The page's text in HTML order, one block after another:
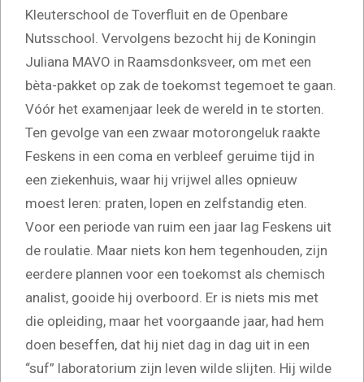
Kleuterschool de Toverfluit en de Openbare
Nutsschool. Vervolgens bezocht hij de Koningin
Juliana MAVO in Raamsdonksveer, om met een
bèta-pakket op zak de toekomst tegemoet te gaan.
Vóór het examenjaar leek de wereld in te storten.
Ten gevolge van een zwaar motorongeluk raakte
Feskens in een coma en verbleef geruime tijd in
een ziekenhuis, waar hij vrijwel alles opnieuw
moest leren: praten, lopen en zelfstandig eten.
Voor een periode van ruim een jaar lag Feskens uit
de roulatie. Maar niets kon hem tegenhouden, zijn
eerdere plannen voor een toekomst als chemisch
analist, gooide hij overboord. Er is niets mis met
die opleiding, maar het voorgaande jaar, had hem
doen beseffen, dat hij niet dag in dag uit in een
“suf” laboratorium zijn leven wilde slijten. Hij wilde